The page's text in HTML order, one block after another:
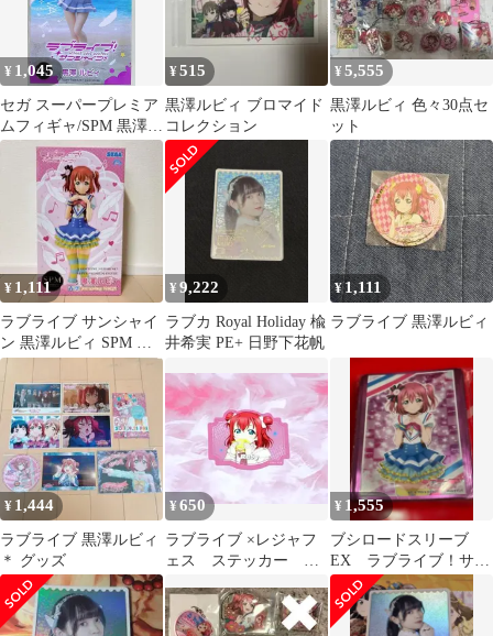
¥ 1,045
セガ スーパープレミア
ムフィギャ/SPM 黒澤ル
ビィ
¥515
黒澤ルビィ ブロマイド
コレクション
¥5,555
黒澤ルビィ 色々30点セ
ット
¥ 1,111
ラブライブ サンシャイ
ン 黒澤ルビィ SPM フ
ィギュア
¥9,222
ラブカ Royal Holiday 楡
井希実 PE+ 日野下花帆
¥1,111
ラブライブ 黒澤ルビィ
¥ 1,444
ラブライブ 黒澤ルビィ
＊ グッズ
¥650
ラブライブ ×レジャフ
ェス ステッカー 黒
¥ 1,555
ブシロードスリーブ
EX ラブライブ！サン
シャイン！ 黒澤ルビ
ィ